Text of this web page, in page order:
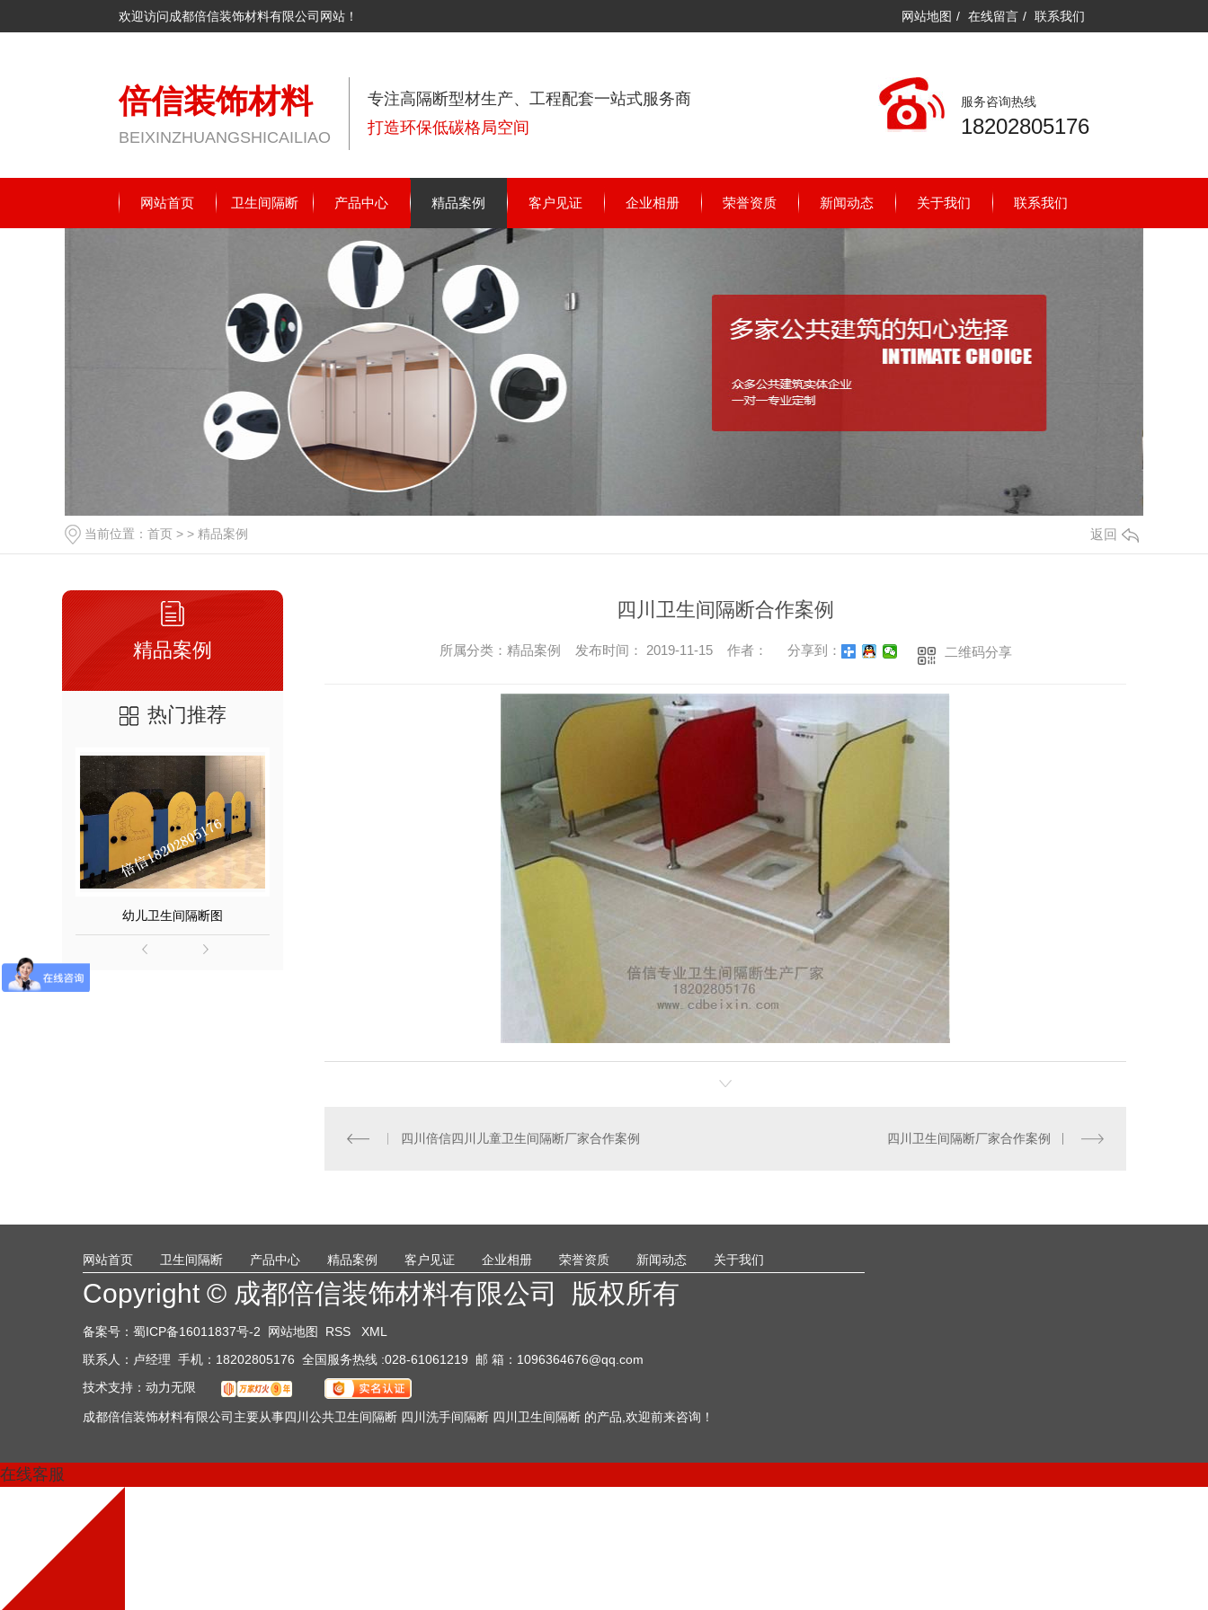
欢迎访问成都倍信装饰材料有限公司网站！ 网站地图 / 在线留言 / 联系我们
倍信装饰材料
BEIXINZHUANGSHICAILIAO
专注高隔断型材生产、工程配套一站式服务商
打造环保低碳格局空间
服务咨询热线
18202805176
网站首页 卫生间隔断 产品中心 精品案例 客户见证 企业相册 荣誉资质 新闻动态 关于我们 联系我们
当前位置： 首页 > > 精品案例 返回
精品案例
热门推荐
幼儿卫生间隔断图 绵阳金属卫生间隔断卫生间隔断图
四川卫生间隔断合作案例
所属分类：精品案例 发布时间： 2019-11-15 作者： 分享到： 二维码分享
四川倍信四川儿童卫生间隔断厂家合作案例 四川卫生间隔断厂家合作案例
网站首页 卫生间隔断 产品中心 精品案例 客户见证 企业相册 荣誉资质 新闻动态
关于我们
联系我们
Copyright © 成都倍信装饰材料有限公司 版权所有
备案号： 蜀ICP备16011837号-2 网站地图 RSS
XML
联系人：卢经理 手机：18202805176 全国服务热线 :028-61061219 邮 箱：1096364676@qq.com
技术支持： 动力无限
成都倍信装饰材料有限公司主要从事四川公共卫生间隔断 四川洗手间隔断 四川卫生间隔断 的产品,欢迎前来咨询！
在线客服